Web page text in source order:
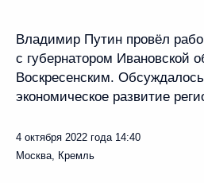
Владимир Путин провёл
с губернатором Ивановской
Воскресенским.
экономическое развитие
4 октября 2022 года 14:40
Москва, Кремль